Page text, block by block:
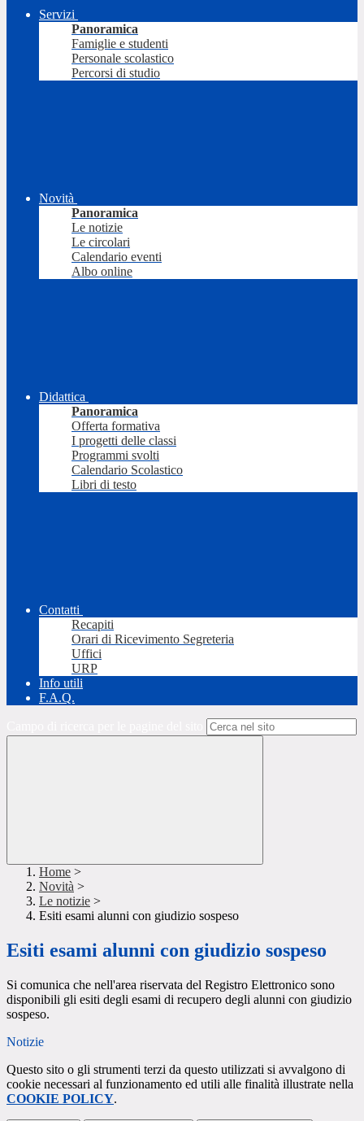
Servizi
Panoramica
Famiglie e studenti
Personale scolastico
Percorsi di studio
Novità
Panoramica
Le notizie
Le circolari
Calendario eventi
Albo online
Didattica
Panoramica
Offerta formativa
I progetti delle classi
Programmi svolti
Calendario Scolastico
Libri di testo
Contatti
Recapiti
Orari di Ricevimento Segreteria
Uffici
URP
Info utili
F.A.Q.
Home >
Novità >
Le notizie >
Esiti esami alunni con giudizio sospeso
Esiti esami alunni con giudizio sospeso
Si comunica che nell'area riservata del Registro Elettronico sono
disponibili gli esiti degli esami di recupero degli alunni con giudizio
sospeso.
Notizie
Questo sito o gli strumenti terzi da questo utilizzati si avvalgono di
cookie necessari al funzionamento ed utili alle finalità illustrate nella
COOKIE POLICY.